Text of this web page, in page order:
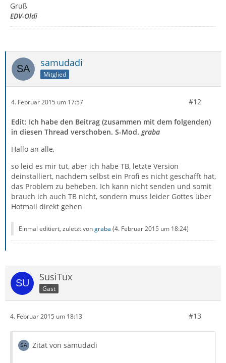
Gruß
EDV-Oldi
samudadi
Mitglied
4. Februar 2015 um 17:57 #12
Edit: Ich habe den Beitrag (zusammen mit dem folgenden)
in diesen Thread verschoben. S-Mod. graba
Hallo an alle,
so leid es mir tut, aber ich habe TB, letzte Version
deinstalliert, nachdem selbst ein Profi es nicht geschafft hat,
das Problem zu beheben. Ich kann nicht senden und somit
brauch ich auch TB nicht, sondern muss leider Gottes über
Hotmail direkt gehen
Einmal editiert, zuletzt vongraba (4. Februar 2015 um 18:24)
SusiTux
Gast
4. Februar 2015 um 18:13 #13
Zitat von samudadi